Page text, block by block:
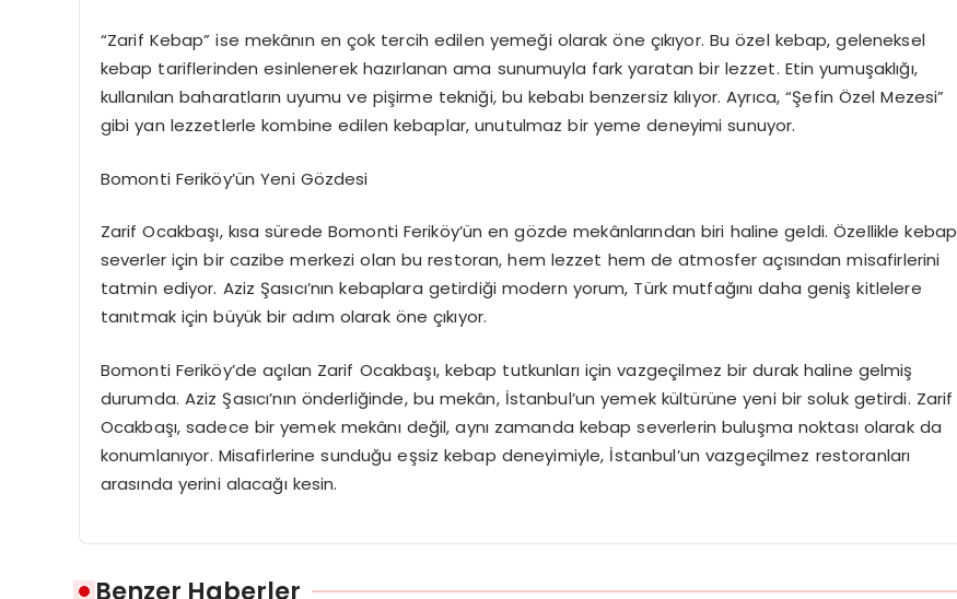
“Zarif Kebap” ise mekânın en çok tercih edilen yemeği olarak öne çıkıyor. Bu özel kebap, geleneksel
kebap tariflerinden esinlenerek hazırlanan ama sunumuyla fark yaratan bir lezzet. Etin yumuşaklığı,
kullanılan baharatların uyumu ve pişirme tekniği, bu kebabı benzersiz kılıyor. Ayrıca, “Şefin Özel Mezesi”
gibi yan lezzetlerle kombine edilen kebaplar, unutulmaz bir yeme deneyimi sunuyor.
Bomonti Feriköy’ün Yeni Gözdesi
Zarif Ocakbaşı, kısa sürede Bomonti Feriköy’ün en gözde mekânlarından biri haline geldi. Özellikle kebap
severler için bir cazibe merkezi olan bu restoran, hem lezzet hem de atmosfer açısından misafirlerini
tatmin ediyor. Aziz Şasıcı’nın kebaplara getirdiği modern yorum, Türk mutfağını daha geniş kitlelere
tanıtmak için büyük bir adım olarak öne çıkıyor.
Bomonti Feriköy’de açılan Zarif Ocakbaşı, kebap tutkunları için vazgeçilmez bir durak haline gelmiş
durumda. Aziz Şasıcı’nın önderliğinde, bu mekân, İstanbul’un yemek kültürüne yeni bir soluk getirdi. Zarif
Ocakbaşı, sadece bir yemek mekânı değil, aynı zamanda kebap severlerin buluşma noktası olarak da
konumlanıyor. Misafirlerine sunduğu eşsiz kebap deneyimiyle, İstanbul’un vazgeçilmez restoranları
arasında yerini alacağı kesin.
Benzer Haberler